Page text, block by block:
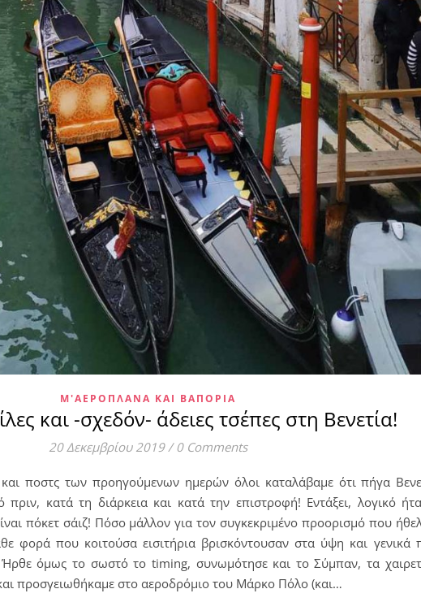
Μ'ΑΕΡΟΠΛΆΝΑ ΚΑΙ ΒΑΠΌΡΙΑ
και -σχεδόν- άδειες τσέπες στη Βενετία!
20 Δεκεμβρίου 2019 / 0 Comments
ποστς των προηγούμενων ημερών όλοι καταλάβαμε ότι πήγα
πριν, κατά τη διάρκεια και κατά την επιστροφή! Εντάξει, λογικό
πόκετ σάιζ! Πόσο μάλλον για τον συγκεκριμένο προορισμό που
φορά που κοιτούσα εισιτήρια βρισκόντουσαν στα ύψη και γενικά
όμως το σωστό το timing, συνωμότησε και το Σύμπαν, τα
προσγειωθήκαμε στο αεροδρόμιο του Μάρκο Πόλο (και…